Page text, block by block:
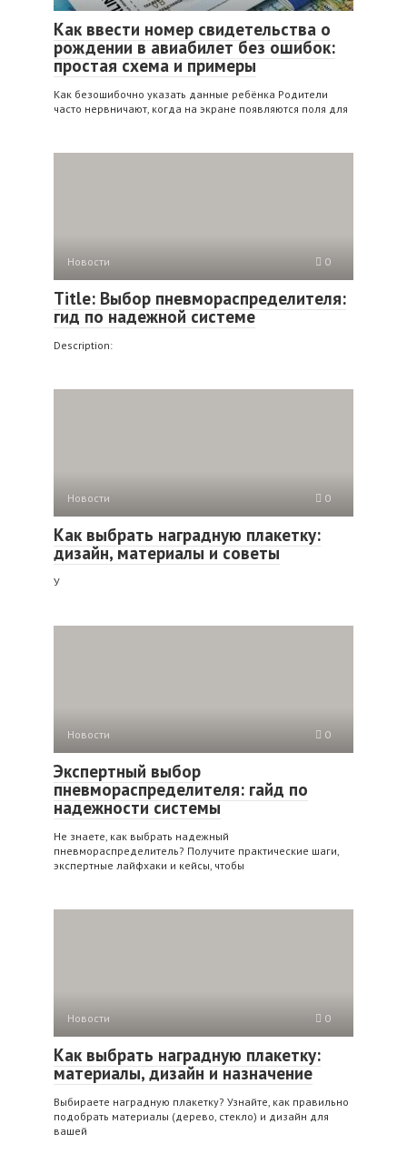
Как ввести номер свидетельства о
рождении в авиабилет без ошибок:
простая схема и примеры
Как безошибочно указать данные ребёнка Родители
часто нервничают, когда на экране появляются поля для
Новости 0
Title: Выбор пневмораспределителя:
гид по надежной системе
Description:
Новости 0
Как выбрать наградную плакетку:
дизайн, материалы и советы
У
Новости 0
Экспертный выбор
пневмораспределителя: гайд по
надежности системы
Не знаете, как выбрать надежный
пневмораспределитель? Получите практические шаги,
экспертные лайфхаки и кейсы, чтобы
Новости 0
Как выбрать наградную плакетку:
материалы, дизайн и назначение
Выбираете наградную плакетку? Узнайте, как правильно
подобрать материалы (дерево, стекло) и дизайн для
вашей